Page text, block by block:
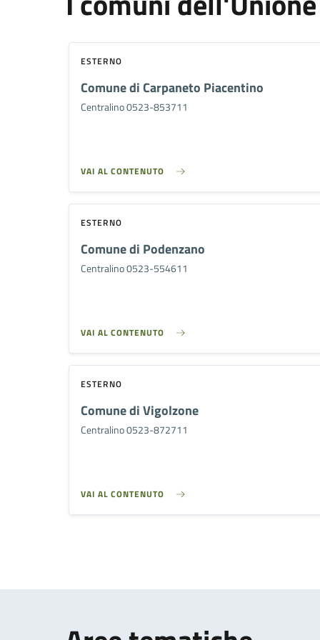
ESTERNO
Comune di Carpaneto Piacentino
Centralino 0523-853711
VAI AL CONTENUTO
ESTERNO
Comune di Podenzano
Centralino 0523-554611
VAI AL CONTENUTO
ESTERNO
Comune di Vigolzone
Centralino 0523-872711
VAI AL CONTENUTO